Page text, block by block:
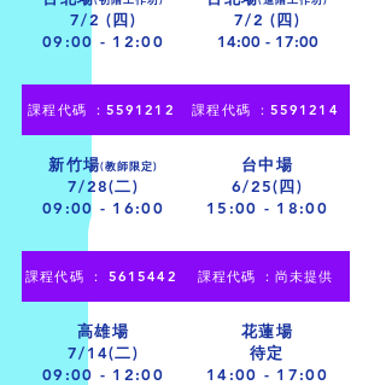
7/2 (四)
09:00 - 12:00
課程代碼 ：5591212
新竹場(教師限定)
7/28(二)
09:00 - 16:00
課程代碼 ： 5615442
高雄場
7/14(二)
09:00 - 12:00
7/2 (四)
14:00 - 17:00
課程代碼 ：5591214
台中場
6/25(四)
15:00 - 18:00
課程代碼 ：尚未提供
花蓮場
待定
14:00 - 17:00